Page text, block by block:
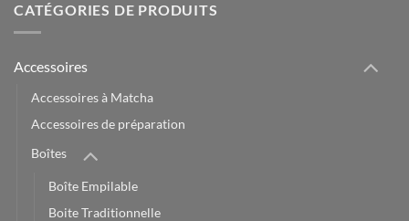
CATÉGORIES DE PRODUITS
Accessoires
Accessoires à Matcha
Accessoires de préparation
Boîtes
Boîte Empilable
Boite Traditionnelle